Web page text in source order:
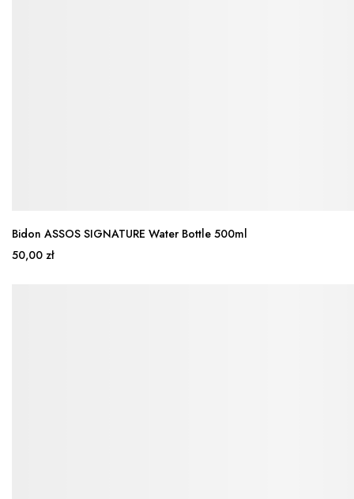
Bidon ASSOS SIGNATURE Water Bottle 500ml
50,00 zł